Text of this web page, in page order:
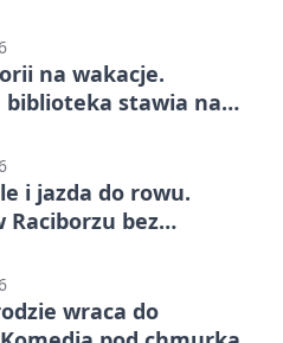
na wakacje.
biblioteka stawia na
i jazda do rowu.
Raciborzu bez
wraca do